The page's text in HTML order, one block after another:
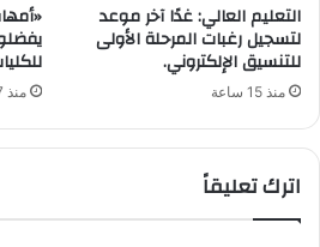
التعليم العالي: غدًا آخر موعد
لتسجيل رغبات المرحلة الأولى
للتنسيق الإلكتروني.
منذ 15 ساعة منذ 17 ساعة
اترك تعليقاً